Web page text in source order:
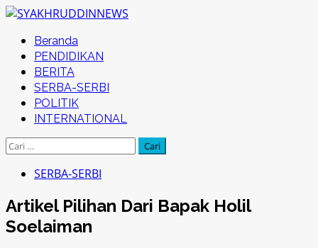
Skip
content
Primary
Menu
Beranda
PENDIDIKAN
BERITA
SERBA-SERBI
POLITIK
INTERNATIONAL
Cari
SERBA-SERBI
Artikel Pilihan Dari Bapak Holil
Soelaiman